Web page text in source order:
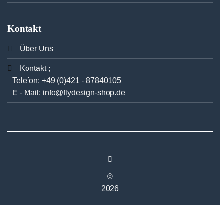
Kontakt
Über Uns
Kontakt ;
Telefon: +49 (0)421 - 87840105
E - Mail: info@flydesign-shop.de
©
2026